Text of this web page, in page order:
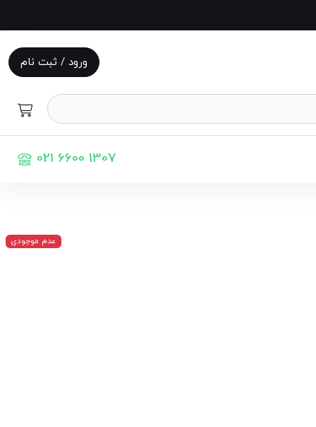
ورود / ثبت نام
021 6600 1307
عدم موجودی